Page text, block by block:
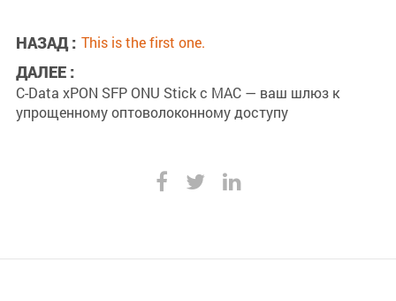
НАЗАД : This is the first one.
ДАЛЕЕ :
C-Data xPON SFP ONU Stick с MAC — ваш шлюз к
упрощенному оптоволоконному доступу